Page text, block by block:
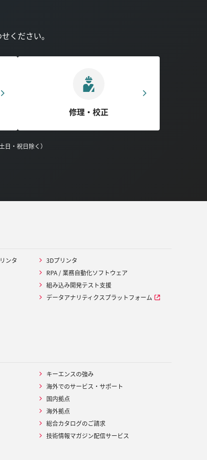
ください。
修理・校正
日・祝日除く）
ンタ
3Dプリンタ
RPA / 業務自動化ソフトウェア
組み込み開発テスト支援
データアナリティクスプラットフォーム
キーエンスの強み
海外でのサービス・サポート
国内拠点
海外拠点
総合カタログのご請求
技術情報マガジン配信サービス